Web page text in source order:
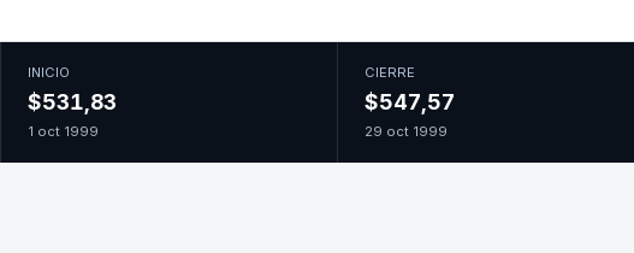
INICIO
$531,83
1 oct 1999
CIERRE
$547,57
29 oct 1999